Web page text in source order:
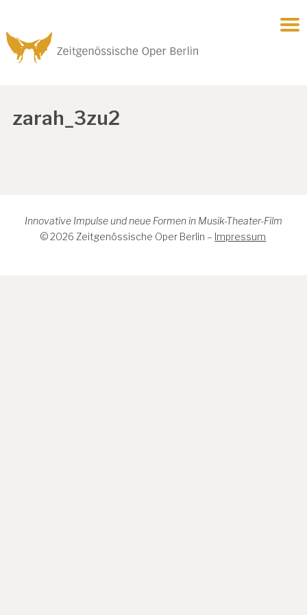
zarah_3zu2
Innovative Impulse und neue Formen in Musik-Theater-Film
© 2026 Zeitgenössische Oper Berlin – Impressum